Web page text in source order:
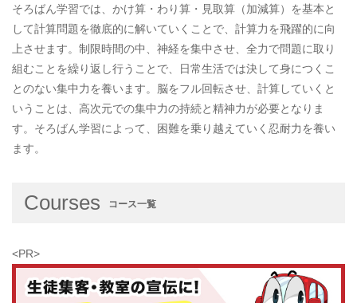
そろばん学習では、かけ算・わり算・見取算（加減算）を基本と
して計算問題を徹底的に解いていくことで、計算力を飛躍的に向
上させます。制限時間の中、神経を集中させ、全力で問題に取り
組むことを繰り返し行うことで、日常生活では決して身につくこ
とのない集中力を養います。脳をフル回転させ、計算していくと
いうことは、高次元での集中力の持続と精神力が必要となりま
す。そろばん学習によって、困難を乗り越えていく忍耐力を養い
ます。
Courses コース一覧
<PR>